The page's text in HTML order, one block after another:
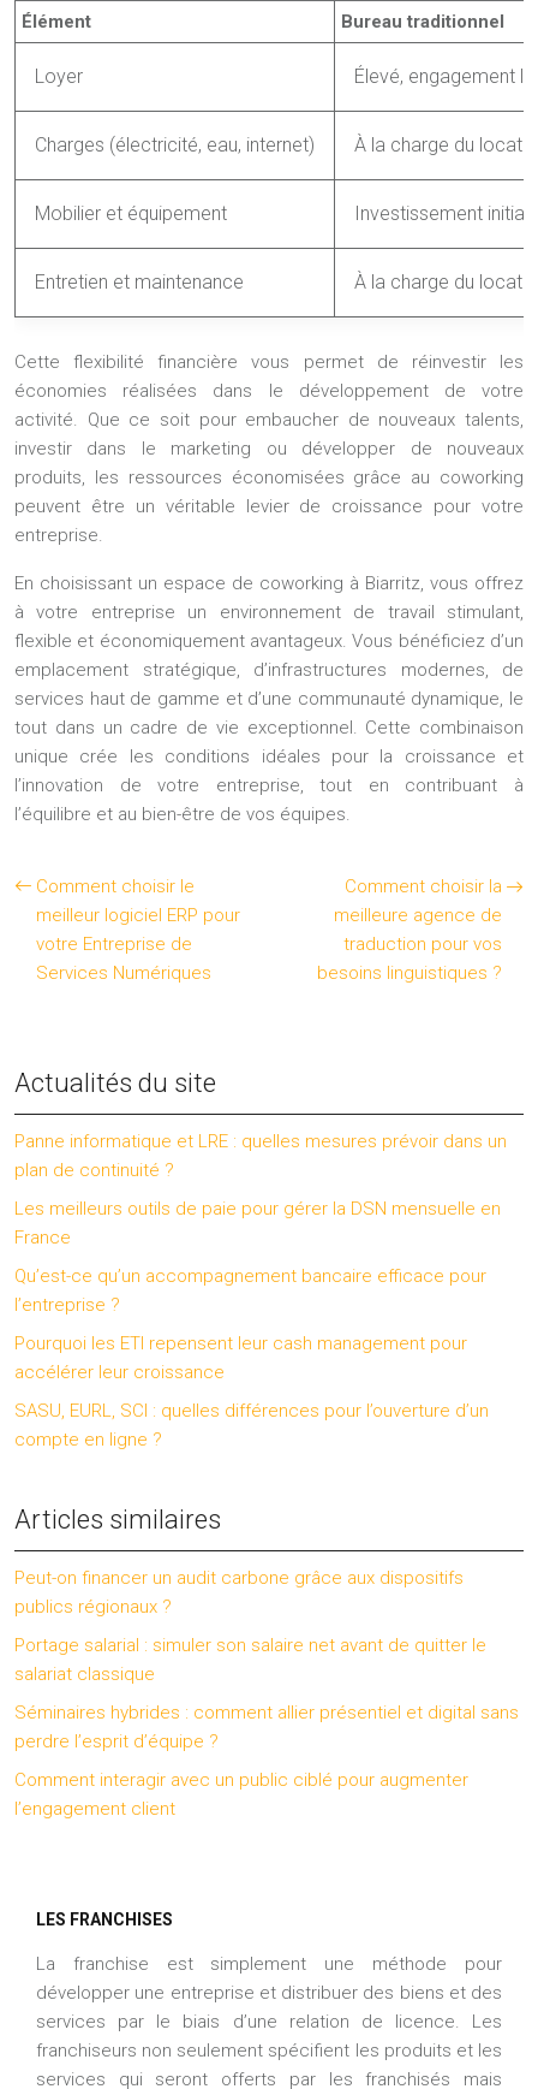
Élément Bureau traditionnel
Loyer Élevé, engagement
Charges (électricité, eau, internet) À la charge du
Mobilier et équipement Investissement initial
Entretien et maintenance À la charge du
Cette flexibilité financière vous permet de réinvestir les
économies réalisées dans le développement de votre
activité. Que ce soit pour embaucher de nouveaux talents,
investir dans le marketing ou développer de nouveaux
produits, les ressources économisées grâce au coworking
peuvent être un véritable levier de croissance pour votre
entreprise.
En choisissant un espace de coworking à Biarritz, vous offrez
à votre entreprise un environnement de travail stimulant,
flexible et économiquement avantageux. Vous bénéficiez d’un
emplacement stratégique, d’infrastructures modernes, de
services haut de gamme et d’une communauté dynamique, le
tout dans un cadre de vie exceptionnel. Cette combinaison
unique crée les conditions idéales pour la croissance et
l’innovation de votre entreprise, tout en contribuant à
l’équilibre et au bien-être de vos équipes.
Comment choisir le
meilleur logiciel ERP pour
votre Entreprise de
Services Numériques
Comment choisir la
meilleure agence de
traduction pour vos
besoins linguistiques ?
Actualités du site
Panne informatique et LRE : quelles mesures prévoir dans un
plan de continuité ?
Les meilleurs outils de paie pour gérer la DSN mensuelle en
France
Qu’est-ce qu’un accompagnement bancaire efficace pour
l’entreprise ?
Pourquoi les ETI repensent leur cash management pour
accélérer leur croissance
SASU, EURL, SCI : quelles différences pour l’ouverture d’un
compte en ligne ?
Articles similaires
Peut-on financer un audit carbone grâce aux dispositifs
publics régionaux ?
Portage salarial : simuler son salaire net avant de quitter le
salariat classique
Séminaires hybrides : comment allier présentiel et digital sans
perdre l’esprit d’équipe ?
Comment interagir avec un public ciblé pour augmenter
l’engagement client
LES FRANCHISES
La franchise est simplement une méthode pour
développer une entreprise et distribuer des biens et des
services par le biais d’une relation de licence. Les
franchiseurs non seulement spécifient les produits et les
services qui seront offerts par les franchisés mais